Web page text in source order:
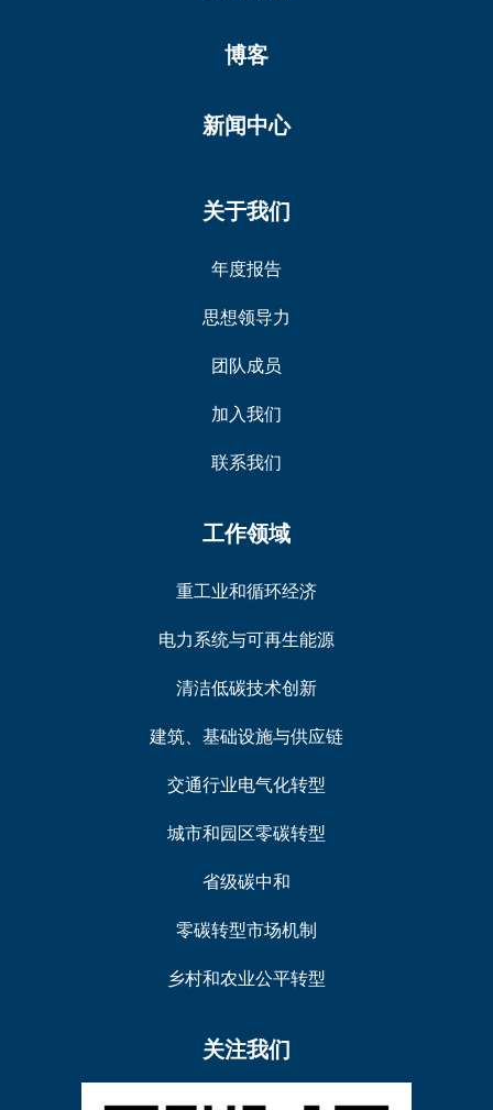
博客
新闻中心
关于我们
年度报告
思想领导力
团队成员
加入我们
联系我们
工作领域
重工业和循环经济
电力系统与可再生能源
清洁低碳技术创新
建筑、基础设施与供应链
交通行业电气化转型
城市和园区零碳转型
省级碳中和
零碳转型市场机制
乡村和农业公平转型
关注我们